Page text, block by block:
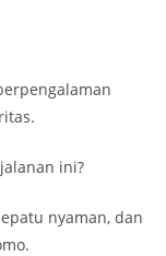
ini?
nyaman, dan